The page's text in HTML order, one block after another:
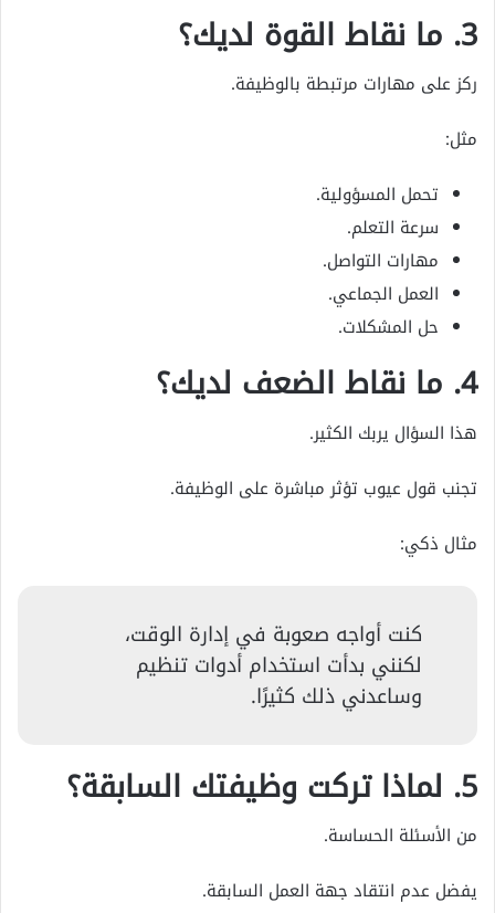
3. ما نقاط القوة لديك؟
ركز على مهارات مرتبطة بالوظيفة.
مثل:
تحمل المسؤولية.
سرعة التعلم.
مهارات التواصل.
العمل الجماعي.
حل المشكلات.
4. ما نقاط الضعف لديك؟
هذا السؤال يربك الكثير.
تجنب قول عيوب تؤثر مباشرة على الوظيفة.
مثال ذكي:
كنت أواجه صعوبة في إدارة الوقت،
لكنني بدأت استخدام أدوات تنظيم
وساعدني ذلك كثيرًا.
5. لماذا تركت وظيفتك السابقة؟
من الأسئلة الحساسة.
يفضل عدم انتقاد جهة العمل السابقة.